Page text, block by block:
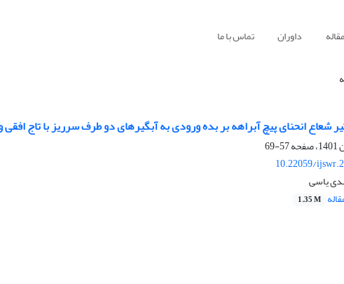
داوران تماس با ما
شعاع انحنای پیچ آبراهه بر بده ورودی به آبگیرهای دو طرف سرریز با تاج
57-69
10.22059/
یاسی
1.35 M